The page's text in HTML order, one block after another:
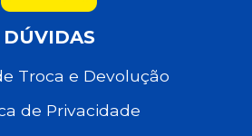
DÚVIDAS
Troca e Devolução
de Privacidade